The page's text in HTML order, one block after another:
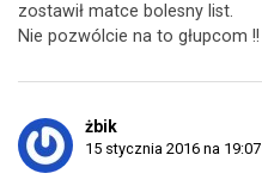
zostawił matce bolesny list.
Nie pozwólcie na to głupcom !!
żbik
15 stycznia 2016 na 19:07